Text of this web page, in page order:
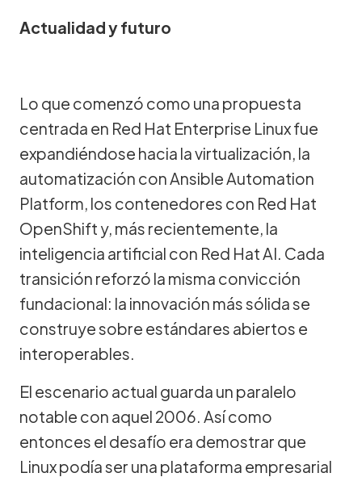
Actualidad y futuro
Lo que comenzó como una propuesta
centrada en Red Hat Enterprise Linux fue
expandiéndose hacia la virtualización, la
automatización con Ansible Automation
Platform, los contenedores con Red Hat
OpenShift y, más recientemente, la
inteligencia artificial con Red Hat AI. Cada
transición reforzó la misma convicción
fundacional: la innovación más sólida se
construye sobre estándares abiertos e
interoperables.
El escenario actual guarda un paralelo
notable con aquel 2006. Así como
entonces el desafío era demostrar que
Linux podía ser una plataforma empresarial